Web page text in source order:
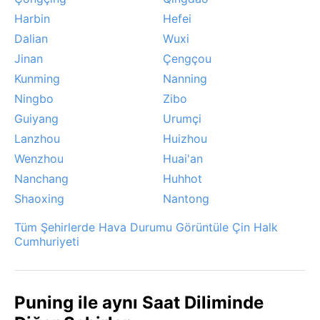
Harbin
Hefei
Dalian
Wuxi
Jinan
Çengçou
Kunming
Nanning
Ningbo
Zibo
Guiyang
Urumçi
Lanzhou
Huizhou
Wenzhou
Huai'an
Nanchang
Huhhot
Shaoxing
Nantong
Tüm Şehirlerde Hava Durumu Görüntüle Çin Halk
Cumhuriyeti
Puning ile aynı Saat Diliminde